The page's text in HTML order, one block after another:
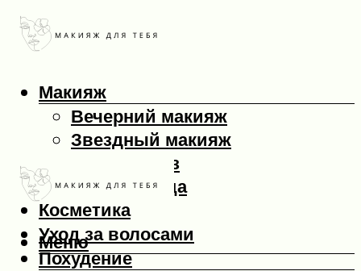
Макияж
Вечерний макияж
Звездный макияж
Макияж глаз
Макияж лица
Косметика
Уход за волосами
Похудение
Меню